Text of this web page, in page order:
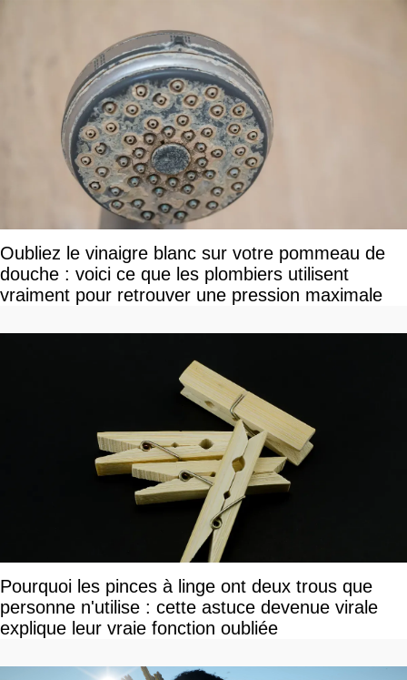
Oubliez le vinaigre blanc sur votre pommeau de
douche : voici ce que les plombiers utilisent
vraiment pour retrouver une pression maximale
Pourquoi les pinces à linge ont deux trous que
personne n'utilise : cette astuce devenue virale
explique leur vraie fonction oubliée